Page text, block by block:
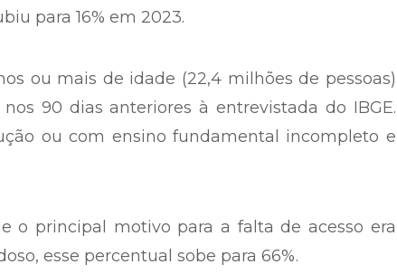
para 16% em 2023.
ou mais de idade (22,4 milhões de pessoas)
90 dias anteriores à entrevistada do IBGE.
ou com ensino fundamental incompleto e
o principal motivo para a falta de acesso era
esse percentual sobe para 66%.